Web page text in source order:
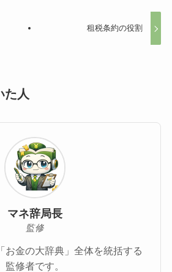
租税条約の役割
た人
マネ辞局長
監修
お金の大辞典」全体を統括する
監修者です。